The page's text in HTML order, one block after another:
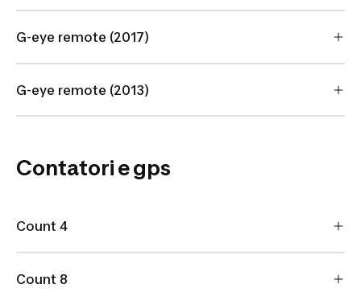
G-eye remote (2017)
G-eye remote (2013)
Contatori e gps
Count 4
Count 8